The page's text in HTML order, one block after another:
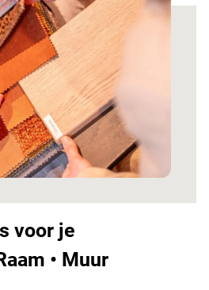
voor je
• Muur